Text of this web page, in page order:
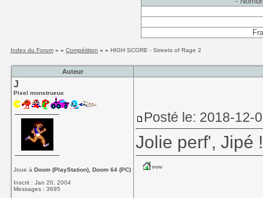
Index du Forum» » Compétition » » HIGH SCORE - Streets of Rage 2
Auteur
J
Pixel monstrueux
Joue àDoom (PlayStation), Doom 64 (PC)
Inscrit : Jan 20, 2004
Messages : 3695
Posté le: 2018-12-
Jolie perf', Jipé !